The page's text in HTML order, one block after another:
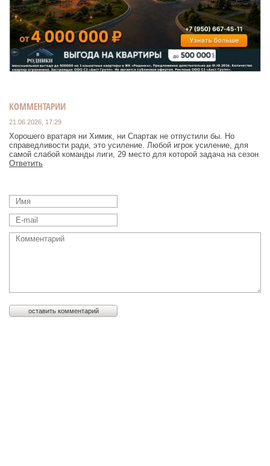
КОММЕНТАРИИ
21.06.2026, 17:29
Хорошего вратаря ни Химик, ни Спартак не отпустили бы. Но
справедливости ради, это усиление. Любой игрок усиление, для
самой слабой команды лиги, 29 место для которой задача на сезон
Ответить